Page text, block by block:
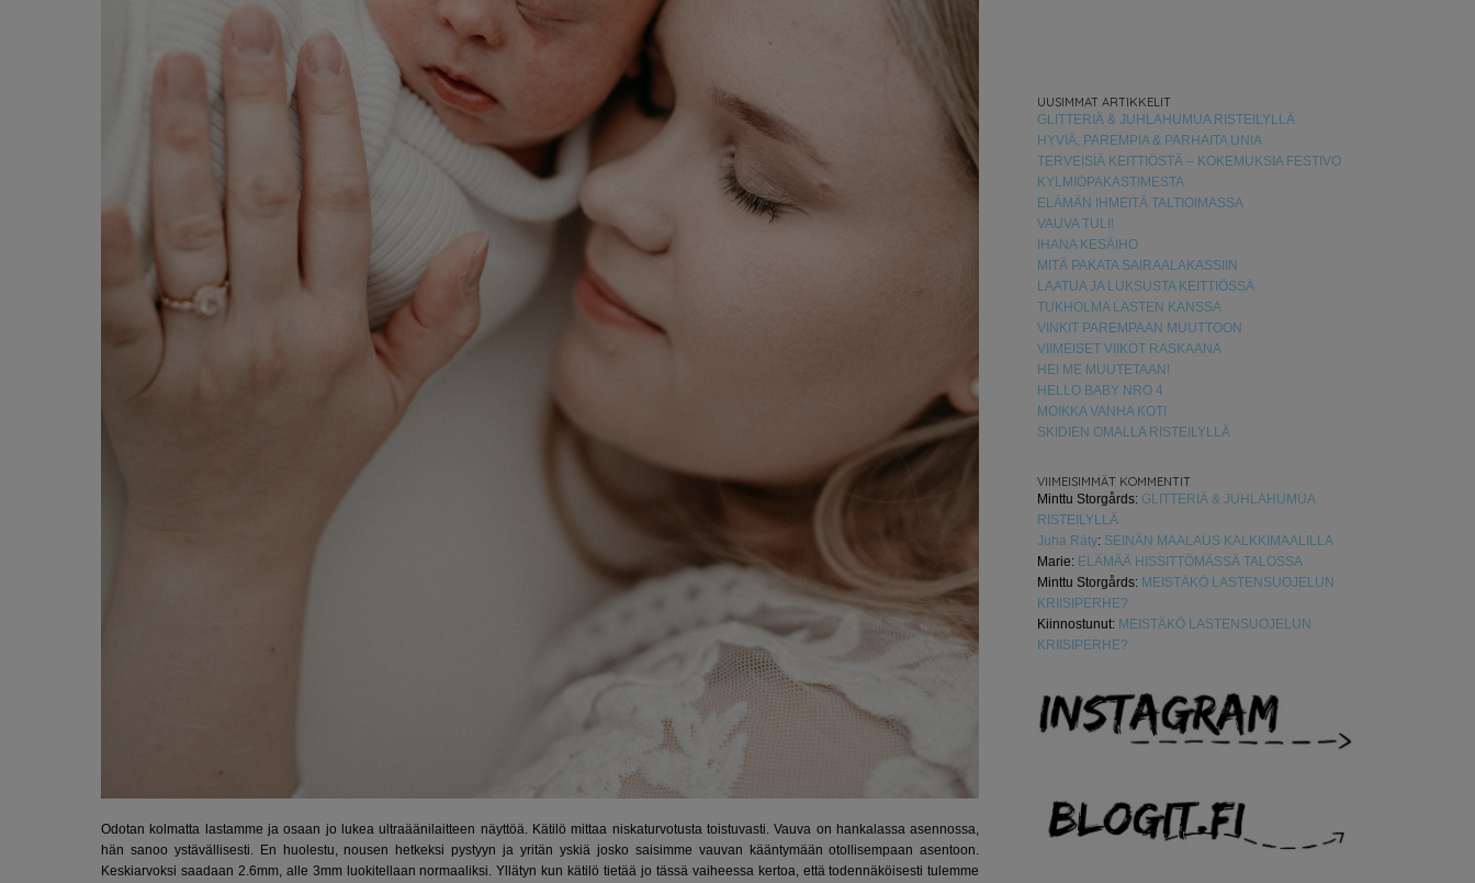
Odotan kolmatta lastamme ja osaan jo lukea ultraäänilaitteen näyttöä. Kätilö mittaa niskaturvotusta toistuvasti. Vauva on hankalassa asennossa,
hän sanoo ystävällisesti. En huolestu, nousen hetkeksi pystyyn ja yritän yskiä josko saisimme vauvan kääntymään otollisempaan asentoon.
Keskiarvoksi saadaan 2.6mm, alle 3mm luokitellaan normaaliksi. Yllätyn kun kätilö tietää jo tässä vaiheessa kertoa, että todennäköisesti tulemme
UUSIMMAT ARTIKKELIT
GLITTERIÄ & JUHLAHUMUA RISTEILYLLÄ
HYVIÄ, PAREMPIA & PARHAITA UNIA
TERVEISIÄ KEITTIÖSTÄ – KOKEMUKSIA FESTIVO
KYLMIÖPAKASTIMESTA
ELÄMÄN IHMEITÄ TALTIOIMASSA
VAUVA TULI!
IHANA KESÄIHO
MITÄ PAKATA SAIRAALAKASSIIN
LAATUA JA LUKSUSTA KEITTIÖSSÄ
TUKHOLMA LASTEN KANSSA
VINKIT PAREMPAAN MUUTTOON
VIIMEISET VIIKOT RASKAANA
HEI ME MUUTETAAN!
HELLO BABY NRO 4
MOIKKA VANHA KOTI
SKIDIEN OMALLA RISTEILYLLÄ
VIIMEISIMMÄT KOMMENTIT
Minttu Storgårds: GLITTERIÄ & JUHLAHUMUA
RISTEILYLLÄ
Juha Räty: SEINÄN MAALAUS KALKKIMAALILLA
Marie: ELÄMÄÄ HISSITTÖMÄSSÄ TALOSSA
Minttu Storgårds: MEISTÄKÖ LASTENSUOJELUN
KRIISIPERHE?
Kiinnostunut: MEISTÄKÖ LASTENSUOJELUN
KRIISIPERHE?